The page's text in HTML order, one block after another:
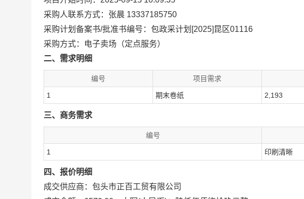
采购人联系方式：张晨 13337185750
采购计划备案书/批准书编号：包政采计划[2025]昆区01116
采购方式：电子卖场（定点服务）
二、需求明细
编号 项目需求
1 期末卷纸 2,193
三、商务需求
编号
1 印刷清晰
四、报价明细
成交供应商：包头市正百工贸有限公司